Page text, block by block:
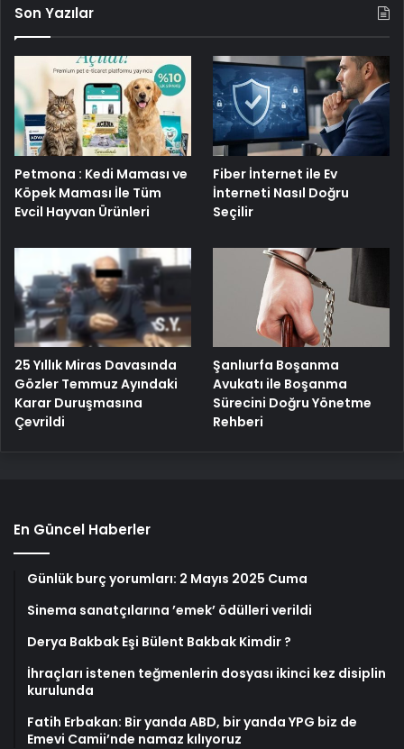
Son Yazılar
Petmona : Kedi Maması ve
Köpek Maması İle Tüm
Evcil Hayvan Ürünleri
Fiber İnternet ile Ev
İnterneti Nasıl Doğru
Seçilir
25 Yıllık Miras Davasında
Gözler Temmuz Ayındaki
Karar Duruşmasına
Çevrildi
Şanlıurfa Boşanma
Avukatı ile Boşanma
Sürecini Doğru Yönetme
Rehberi
En Güncel Haberler
Günlük burç yorumları: 2 Mayıs 2025 Cuma
Sinema sanatçılarına ’emek’ ödülleri verildi
Derya Bakbak Eşi Bülent Bakbak Kimdir ?
İhraçları istenen teğmenlerin dosyası ikinci kez disiplin
kurulunda
Fatih Erbakan: Bir yanda ABD, bir yanda YPG biz de
Emevi Camii’nde namaz kılıyoruz